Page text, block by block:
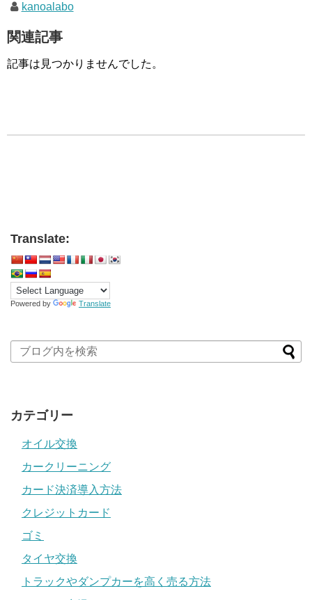
kanoalabo
関連記事
記事は見つかりませんでした。
Translate:
Powered by Translate
カテゴリー
オイル交換
カークリーニング
カード決済導入方法
クレジットカード
ゴミ
タイヤ交換
トラックやダンプカーを高く売る方法